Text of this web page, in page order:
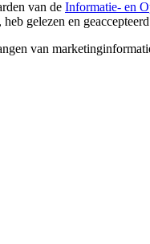
van de Informatie- en
gelezen en
van